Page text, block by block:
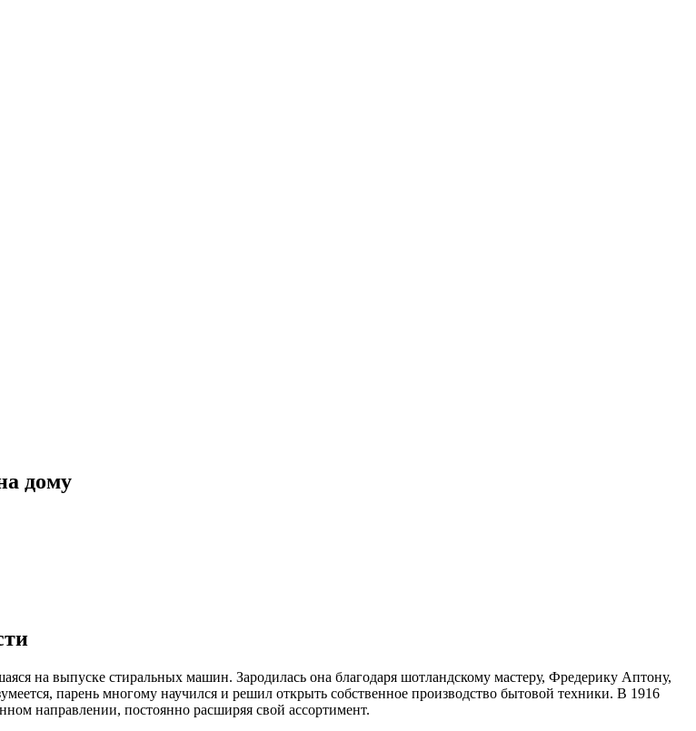
дому
на выпуске стиральных машин. Зародилась она благодаря шотландскому мастеру, Фредерику Аптону,
парень многому научился и решил открыть собственное производство бытовой техники. В 1916
направлении, постоянно расширяя свой ассортимент.